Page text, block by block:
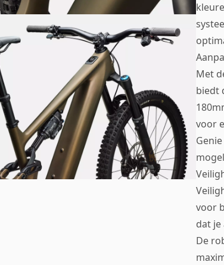
Met
biedt
voor
voor
dat
De